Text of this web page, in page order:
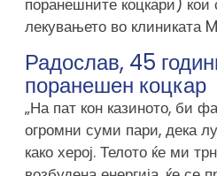
поранешните коцкари) кои
лекувањето во клиниката
Радослав, 45
поранешен коцкар
„На пат кон казиното, би
огромни суми пари, дека
како херој. Телото ќе ми